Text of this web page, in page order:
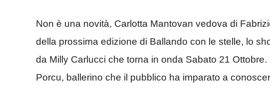
Non è una novità, Carlotta Mantovan vedova di
della prossima edizione di Ballando con le stelle, lo
da Milly Carlucci che torna in onda Sabato 21
Porcu, ballerino che il pubblico ha imparato a